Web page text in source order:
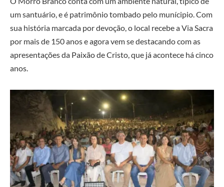
um santuário, e é patrimônio tombado pelo munícipio. Com
sua história marcada por devoção, o local recebe a Via Sacra
por mais de 150 anos e agora vem se destacando com as
apresentações da Paixão de Cristo, que já acontece há cinco
anos.